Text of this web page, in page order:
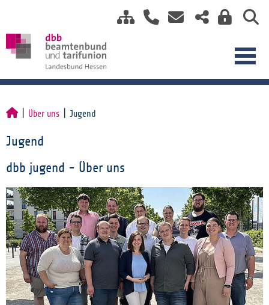
Über uns Jugend
Jugend
dbb jugend - Über uns